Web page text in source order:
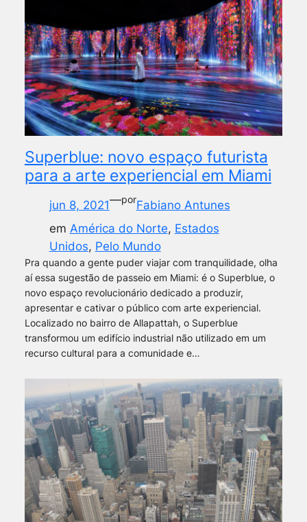
Superblue: novo espaço futurista
para a arte experiencial em Miami
jun 8, 2021—porFabiano Antunes
em América do Norte, Estados
Unidos, Pelo Mundo
Pra quando a gente puder viajar com tranquilidade, olha
aí essa sugestão de passeio em Miami: é o Superblue, o
novo espaço revolucionário dedicado a produzir,
apresentar e cativar o público com arte experiencial.
Localizado no bairro de Allapattah, o Superblue
transformou um edifício industrial não utilizado em um
recurso cultural para a comunidade e…